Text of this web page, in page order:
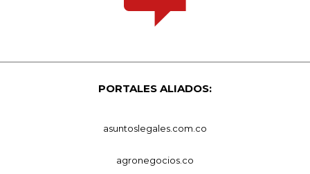
PORTALES ALIADOS:
asuntoslegales.com.co
agronegocios.co